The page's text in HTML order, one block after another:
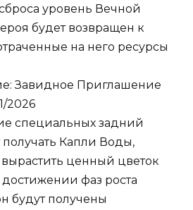
уровень Вечной
будет возвращен к
на него ресурсы
Завидное Приглашение
2026
специальных задний
получать Капли Воды,
ценный цветок
фаз роста
будут получены